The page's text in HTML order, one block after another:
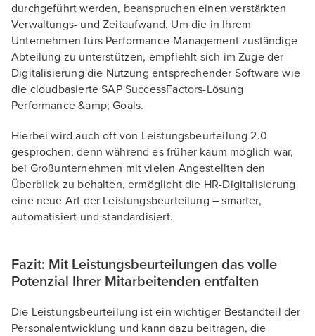
durchgeführt werden, beanspruchen einen verstärkten
Verwaltungs- und Zeitaufwand. Um die in Ihrem
Unternehmen fürs Performance-Management zuständige
Abteilung zu unterstützen, empfiehlt sich im Zuge der
Digitalisierung die Nutzung entsprechender Software wie
die cloudbasierte SAP SuccessFactors-Lösung
Performance &amp; Goals.
Hierbei wird auch oft von Leistungsbeurteilung 2.0
gesprochen, denn während es früher kaum möglich war,
bei Großunternehmen mit vielen Angestellten den
Überblick zu behalten, ermöglicht die HR-Digitalisierung
eine neue Art der Leistungsbeurteilung – smarter,
automatisiert und standardisiert.
Fazit: Mit Leistungsbeurteilungen das volle
Potenzial Ihrer Mitarbeitenden entfalten
Die Leistungsbeurteilung ist ein wichtiger Bestandteil der
Personalentwicklung und kann dazu beitragen, die